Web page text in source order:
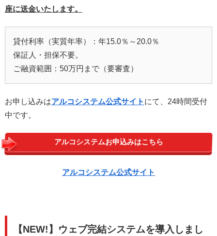
座に送金いたします。
貸付利率（実質年率）：年15.0％～20.0％
保証人・担保不要。
ご融資範囲：50万円まで（要審査）
お申し込みはアルコシステム公式サイト にて、24時間受付
中です。
アルコシステムお申込みはこちら
アルコシステム公式サイト
【NEW!】ウェブ完結システムを導入しまし